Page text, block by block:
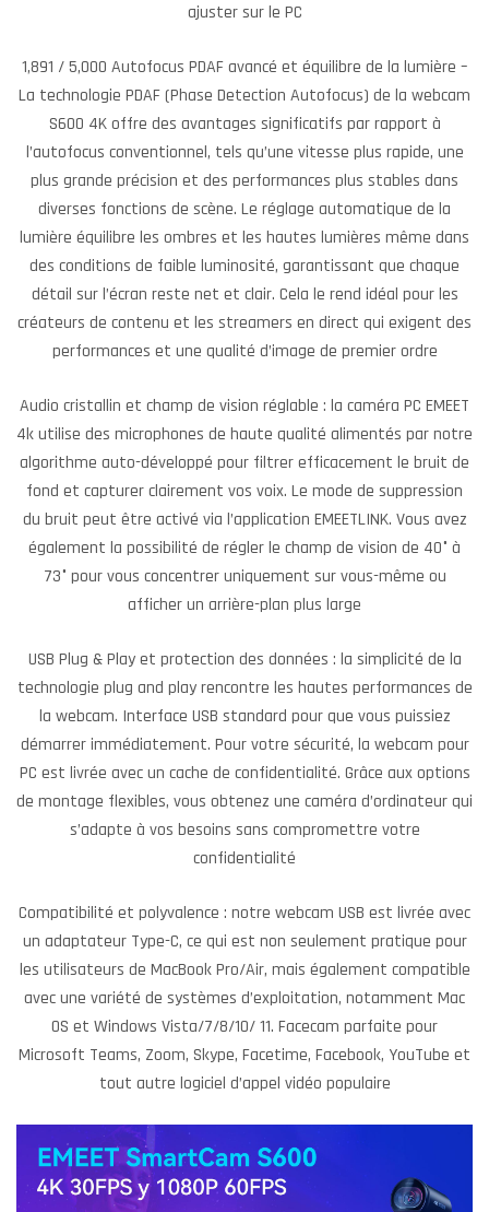
ajuster sur le PC
1,891 / 5,000 Autofocus PDAF avancé et équilibre de la lumière –
La technologie PDAF (Phase Detection Autofocus) de la webcam
S600 4K offre des avantages significatifs par rapport à
l’autofocus conventionnel, tels qu’une vitesse plus rapide, une
plus grande précision et des performances plus stables dans
diverses fonctions de scène. Le réglage automatique de la
lumière équilibre les ombres et les hautes lumières même dans
des conditions de faible luminosité, garantissant que chaque
détail sur l’écran reste net et clair. Cela le rend idéal pour les
créateurs de contenu et les streamers en direct qui exigent des
performances et une qualité d’image de premier ordre
Audio cristallin et champ de vision réglable : la caméra PC EMEET
4k utilise des microphones de haute qualité alimentés par notre
algorithme auto-développé pour filtrer efficacement le bruit de
fond et capturer clairement vos voix. Le mode de suppression
du bruit peut être activé via l’application EMEETLINK. Vous avez
également la possibilité de régler le champ de vision de 40° à
73° pour vous concentrer uniquement sur vous-même ou
afficher un arrière-plan plus large
USB Plug & Play et protection des données : la simplicité de la
technologie plug and play rencontre les hautes performances de
la webcam. Interface USB standard pour que vous puissiez
démarrer immédiatement. Pour votre sécurité, la webcam pour
PC est livrée avec un cache de confidentialité. Grâce aux options
de montage flexibles, vous obtenez une caméra d’ordinateur qui
s’adapte à vos besoins sans compromettre votre
confidentialité
Compatibilité et polyvalence : notre webcam USB est livrée avec
un adaptateur Type-C, ce qui est non seulement pratique pour
les utilisateurs de MacBook Pro/Air, mais également compatible
avec une variété de systèmes d’exploitation, notamment Mac
OS et Windows Vista/7/8/10/ 11. Facecam parfaite pour
Microsoft Teams, Zoom, Skype, Facetime, Facebook, YouTube et
tout autre logiciel d’appel vidéo populaire